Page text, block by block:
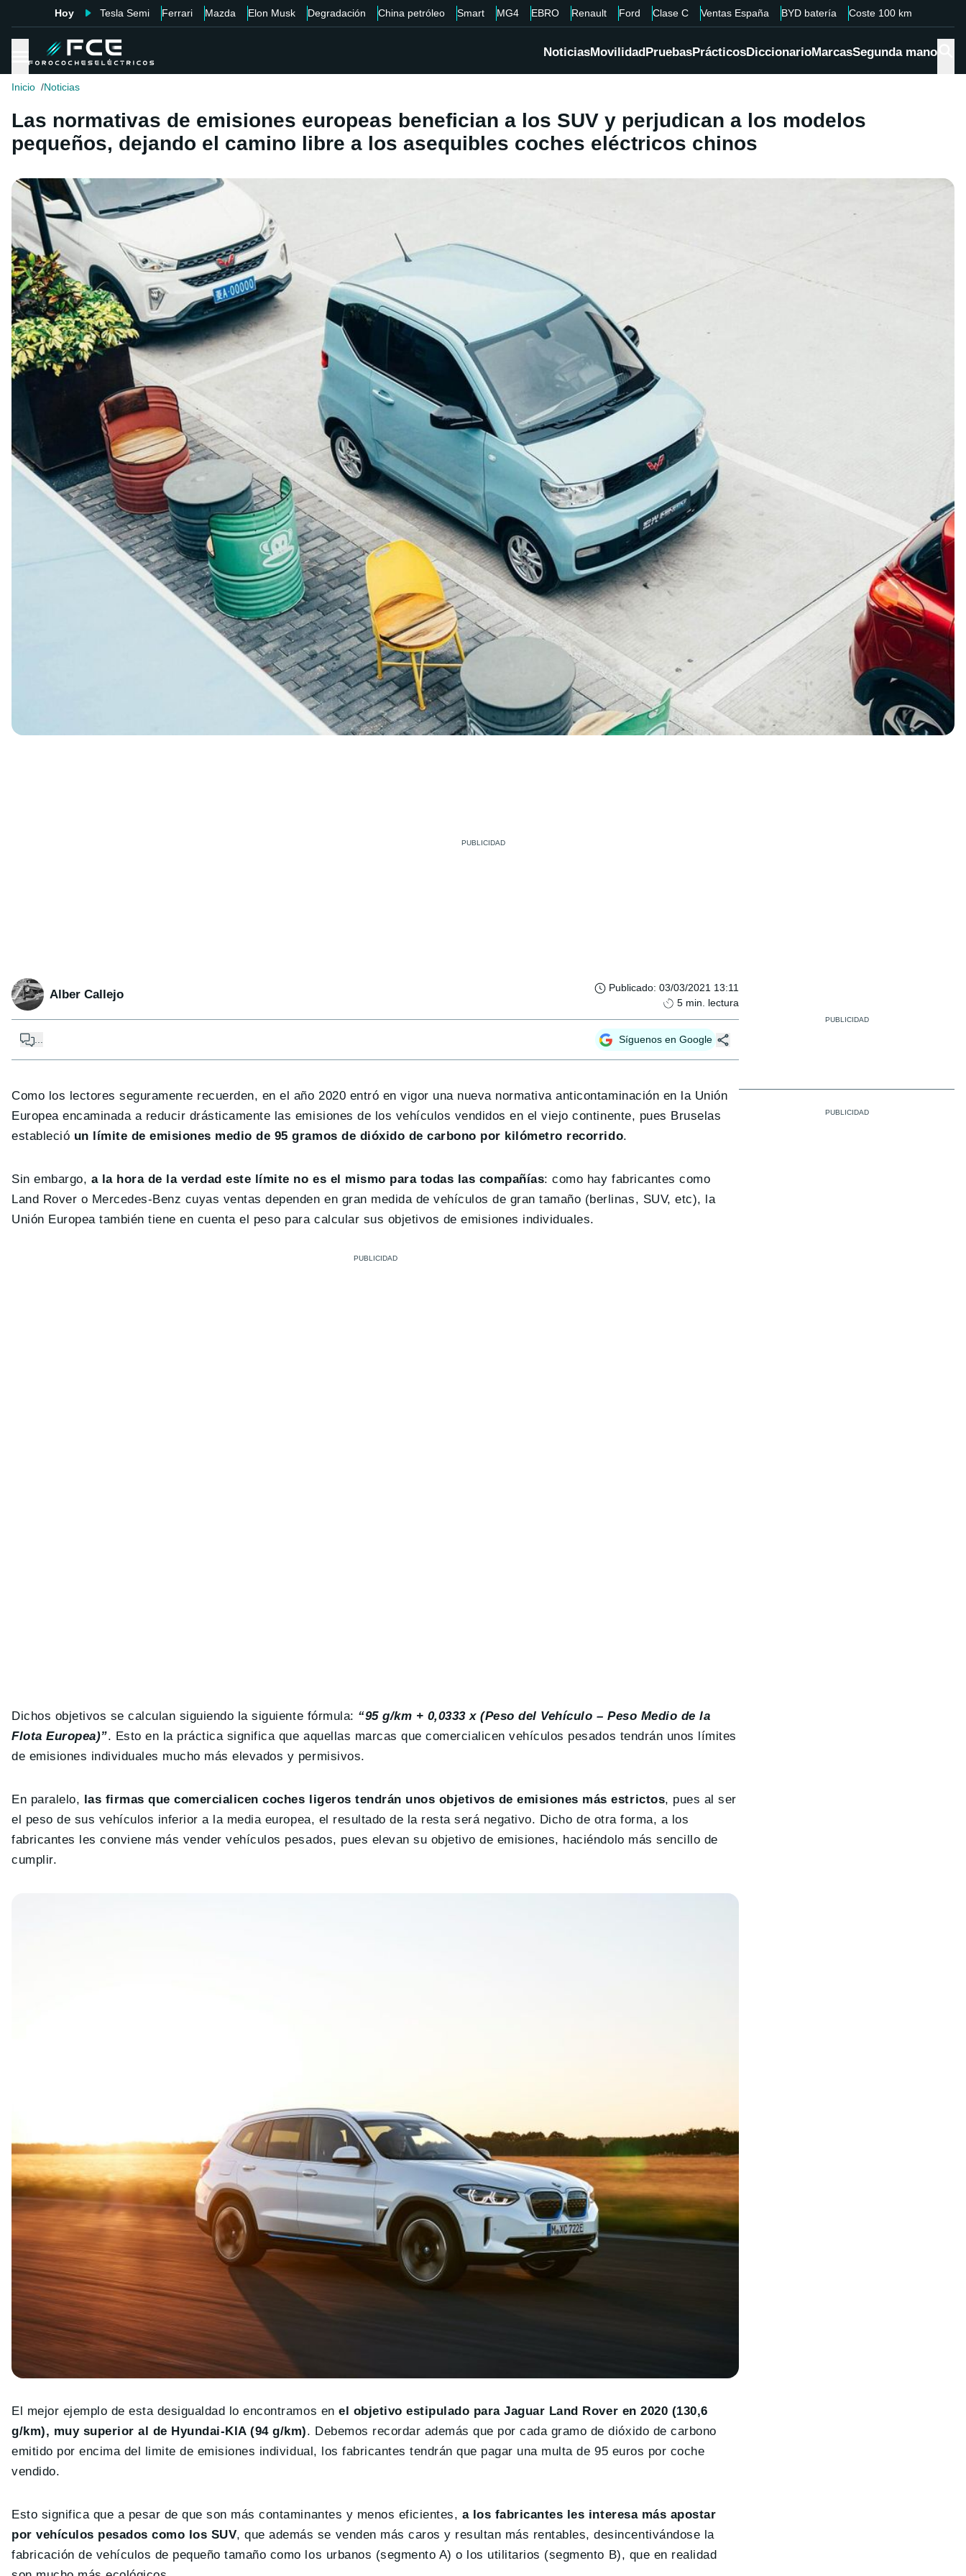
Hoy Tesla Semi Ferrari Mazda Elon Musk Degradación China petróleo Smart MG4 EBRO Renault Ford Clase C Ventas España BYD batería Coste 100 km
NoticiasMovilidadPruebasPrácticosDiccionarioMarcasSegunda mano
Inicio Noticias
Las normativas de emisiones europeas benefician a los SUV y perjudican a los modelos
pequeños, dejando el camino libre a los asequibles coches eléctricos chinos
Alber Callejo Publicado: 03/03/2021 13:11
5 min. lectura
... Síguenos en Google
Como los lectores seguramente recuerden, en el año 2020 entró en vigor una nueva normativa anticontaminación en la Unión
Europea encaminada a reducir drásticamente las emisiones de los vehículos vendidos en el viejo continente, pues Bruselas
estableció un límite de emisiones medio de 95 gramos de dióxido de carbono por kilómetro recorrido.
Sin embargo, a la hora de la verdad este límite no es el mismo para todas las compañías: como hay fabricantes como
Land Rover o Mercedes-Benz cuyas ventas dependen en gran medida de vehículos de gran tamaño (berlinas, SUV, etc), la
Unión Europea también tiene en cuenta el peso para calcular sus objetivos de emisiones individuales.
Dichos objetivos se calculan siguiendo la siguiente fórmula: “95 g/km + 0,0333 x (Peso del Vehículo – Peso Medio de la
Flota Europea)”. Esto en la práctica significa que aquellas marcas que comercialicen vehículos pesados tendrán unos límites
de emisiones individuales mucho más elevados y permisivos.
En paralelo, las firmas que comercialicen coches ligeros tendrán unos objetivos de emisiones más estrictos, pues al ser
el peso de sus vehículos inferior a la media europea, el resultado de la resta será negativo. Dicho de otra forma, a los
fabricantes les conviene más vender vehículos pesados, pues elevan su objetivo de emisiones, haciéndolo más sencillo de
cumplir.
El mejor ejemplo de esta desigualdad lo encontramos enel objetivo estipulado para Jaguar Land Rover en 2020 (130,6
g/km), muy superior al de Hyundai-KIA (94 g/km). Debemos recordar además que por cada gramo de dióxido de carbono
emitido por encima del limite de emisiones individual, los fabricantes tendrán que pagar una multa de 95 euros por coche
vendido.
Esto significa que a pesar de que son más contaminantes y menos eficientes, a los fabricantes les interesa más apostar
por vehículos pesados como los SUV, que además se venden más caros y resultan más rentables, desincentivándose la
fabricación de vehículos de pequeño tamaño como los urbanos (segmento A) o los utilitarios (segmento B), que en realidad